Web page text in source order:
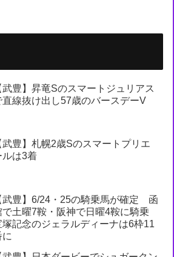
武豊】昇竜Sのスマートジュリアス
直線抜け出し57歳のバースデーV
武豊】札幌2歳Sのスマートプリエ
ルは3着
武豊】6/24・25の騎乗馬が確定 函
で土曜7鞍・阪神で日曜4鞍に騎乗
塚記念のジェラルディーナは6枠11
に